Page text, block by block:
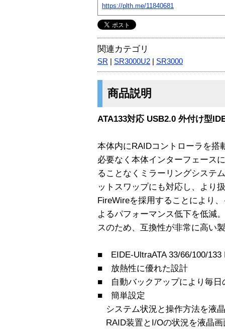
https://plth.me/11840681
関連カテゴリ
SR SR3000U2 SR3000
商品説明
ATA133対応 USB2.0 外付け型
本体内にRAIDコントローラを搭
必要なく本体インターフェース
ることなくミラーリングシステ
ットスワップにも対応し、より
FireWireを採用することにより
よるパフォーマンス低下を低減
スのため、互換性が非常に高い
■ EIDE-UltraATA 33/66/100/133
■ 放熱性に優れた設計
■ 自動バックアップにより毎日
■ 簡単設定
システム状況と操作方法を液
RAID装置とI/Oの状況を液晶画